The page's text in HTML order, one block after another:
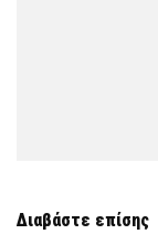
Διαβάστε επίσης